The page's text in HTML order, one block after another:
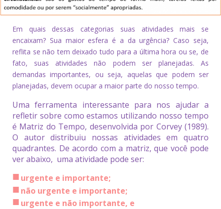
Em quais dessas categorias suas atividades mais se
encaixam? Sua maior esfera é a da urgência? Caso seja,
reflita se não tem deixado tudo para a última hora ou se, de
fato, suas atividades não podem ser planejadas. As
demandas importantes, ou seja, aquelas que podem ser
planejadas, devem ocupar a maior parte do nosso tempo.
Uma ferramenta interessante para nos ajudar a
refletir sobre como estamos utilizando nosso tempo
é Matriz do Tempo, desenvolvida por Corvey (1989).
O autor distribuiu nossas atividades em quatro
quadrantes. De acordo com a matriz, que você pode
ver abaixo, uma atividade pode ser:
urgente e importante;
não urgente e importante;
urgente e não importante, e